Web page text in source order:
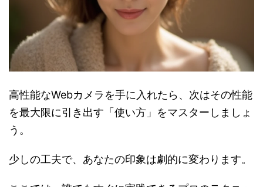
高性能なWebカメラを手に入れたら、次はその性能
を最大限に引き出す「使い方」をマスターしましょ
う。
少しの工夫で、あなたの印象は劇的に変わります。